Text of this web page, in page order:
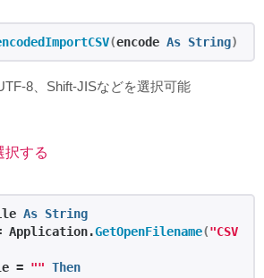
(encode As String)
8、Shift-JISなどを選択可能
択する
As String
Application.GetOpenFilename("CSV
= "" Then